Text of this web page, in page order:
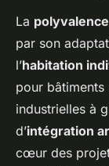
La
par son
l’habitation
pour bâtiments
industrielles à
d’intégration
cœur des